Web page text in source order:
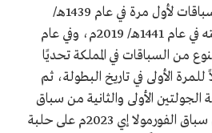
فاحتضنت هذا النوع من السباقات لأول مرة في عام 1439هـ/
2018م، ثم أعادت استضافته في عام 1441هـ/ 2019م، وفي عام
هذا النوع من السباقات في المملكة تحديًا
الأولى في تاريخ البطولة، ثم
الأولى والثانية من سباق
فورمولا إي 2022، كما أقيم سباق الفورمولا إي 2023م على حلبة